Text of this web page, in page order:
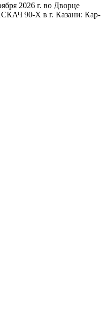
2026 г. во Дворце
90-Х в г. Казани: Кар-